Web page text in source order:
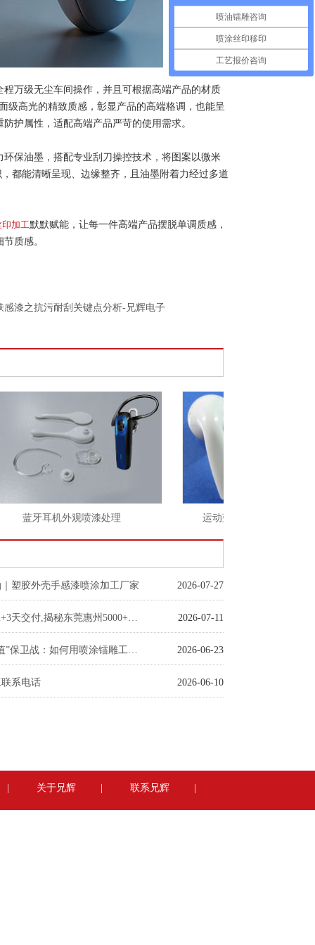
万级无尘车间操作，并且可根据高端产品的材质
级高光的精致质感，彰显产品的高端格调，也能呈
护属性，适配高端产品严苛的使用需求。
保油墨，搭配专业刮刀操控技术，将图案以微米
都能清晰呈现、边缘整齐，且油墨附着力经过多道
印加工默默赋能，让每一件高端产品摆脱单调质感，
质感。
感漆之抗污耐刮关键点分析-兄辉电子
蓝牙耳机外观喷漆处理 运动蓝牙耳机外壳外观丝印处
塑胶外壳手感漆喷涂加工厂家 2026-07-27
误差±0.03mm+3天交付,揭秘东莞惠州5000+客户青睐的喷涂标杆厂 2026-07-11
塑胶外壳“颜值”保卫战：如何用喷涂镭雕工艺避开上市翻车？ 2026-06-23
系电话 2026-06-10
关于兄辉 联系兄辉
喷油镭雕咨询
喷涂丝印移印
工艺报价咨询